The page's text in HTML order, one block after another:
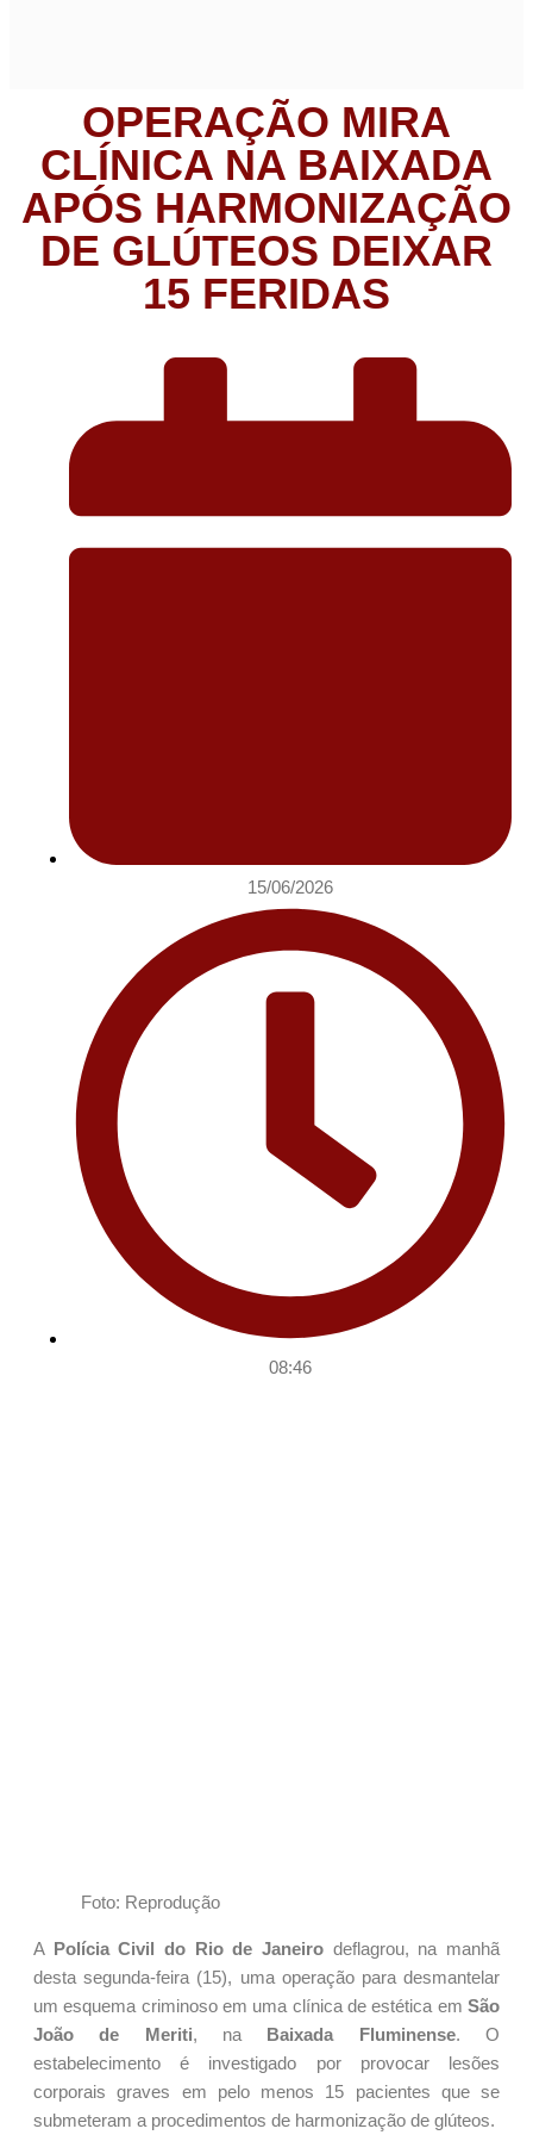
OPERAÇÃO MIRA
CLÍNICA NA BAIXADA
APÓS HARMONIZAÇÃO
DE GLÚTEOS DEIXAR
15 FERIDAS
15/06/2026
08:46
Foto: Reprodução
A Polícia Civil do Rio de Janeiro deflagrou, na manhã
desta segunda-feira (15), uma operação para desmantelar
um esquema criminoso em uma clínica de estética em São
João de Meriti, na Baixada Fluminense. O
estabelecimento é investigado por provocar lesões
corporais graves em pelo menos 15 pacientes que se
submeteram a procedimentos de harmonização de glúteos.